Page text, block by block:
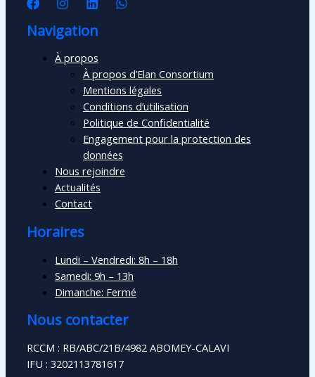
Navigation
À propos
À propos d’Elan Consortium
Mentions légales
Conditions d’utilisation
Politique de Confidentialité
Engagement pour la protection des
données
Nous rejoindre
Actualités
Contact
Horaires
Lundi – Vendredi: 8h – 18h
Samedi: 9h – 13h
Dimanche: Fermé
Nous contacter
RCCM : RB/ABC/21B/4982 ABOMEY-CALAVI
IFU : 3202113781617